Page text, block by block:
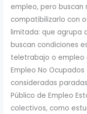
empleo, pero buscan
compatibilizarlo con
limitada: que agrupa
buscan condiciones
teletrabajo o empleo
Empleo No
consideradas
Público de Empleo
colectivos, como